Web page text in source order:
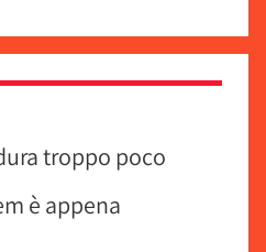
troppo poco
è appena